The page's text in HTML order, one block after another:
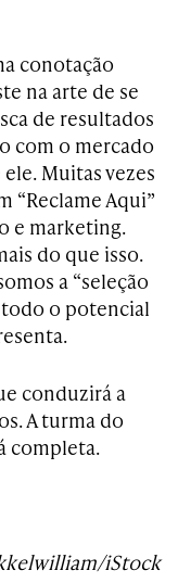
conotação
na arte de se
de resultados
com o mercado
Muitas vezes
“Reclame Aqui”
e marketing.
do que isso.
a “seleção
o potencial
conduzirá a
A turma do
completa.
iStock